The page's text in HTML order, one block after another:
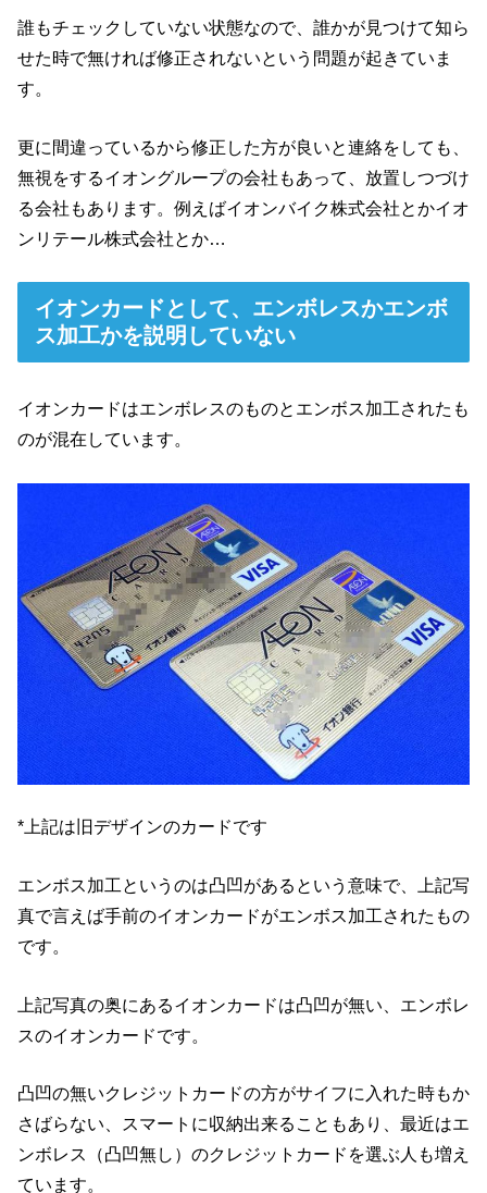
誰もチェックしていない状態なので、誰かが見つけて知ら
せた時で無ければ修正されないという問題が起きていま
す。
更に間違っているから修正した方が良いと連絡をしても、
無視をするイオングループの会社もあって、放置しつづけ
る会社もあります。例えばイオンバイク株式会社とかイオ
ンリテール株式会社とか…
イオンカードとして、エンボレスかエンボ
ス加工かを説明していない
イオンカードはエンボレスのものとエンボス加工されたも
のが混在しています。
*上記は旧デザインのカードです
エンボス加工というのは凸凹があるという意味で、上記写
真で言えば手前のイオンカードがエンボス加工されたもの
です。
上記写真の奥にあるイオンカードは凸凹が無い、エンボレ
スのイオンカードです。
凸凹の無いクレジットカードの方がサイフに入れた時もか
さばらない、スマートに収納出来ることもあり、最近はエ
ンボレス（凸凹無し）のクレジットカードを選ぶ人も増え
ています。